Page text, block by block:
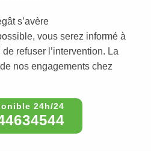
s’avère
vous serez informé à
de refuser l’intervention. La
nos engagements chez